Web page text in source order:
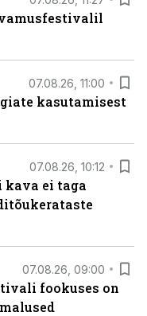
07.08.26, 11:00
kasutamisest
07.08.26, 10:12
ei taga
07.08.26, 09:00
fookuses on